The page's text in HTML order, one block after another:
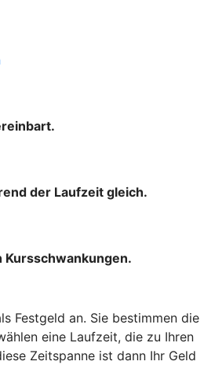
der Laufzeit gleich.
Kursschwankungen.
Festgeld an. Sie bestimmen die
eine Laufzeit, die zu Ihren
Zeitspanne ist dann Ihr Geld